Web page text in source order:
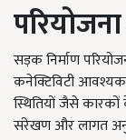
सड़क निर्माण
कनेक्टिविटी
स्थितियों जैसे कारकों
संरेखण और लागत